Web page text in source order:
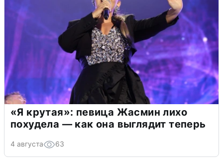
«Я крутая»: певица Жасмин лихо
похудела — как она выглядит теперь
4 августа 63